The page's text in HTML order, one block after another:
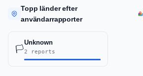
Topp länder efter
användarrapporter
🏳️
Unknown
2 reports